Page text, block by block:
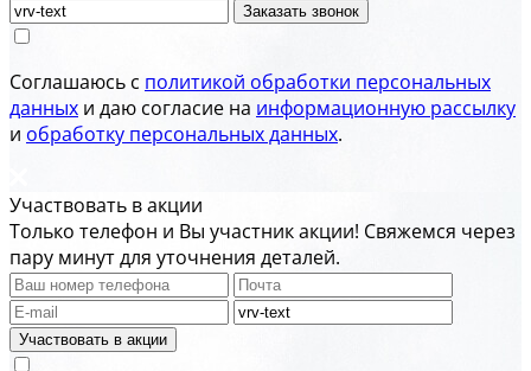
Заказать звонок
Соглашаюсь с политикой обработки персональных
данных и даю согласие на информационную рассылку
и обработку персональных данных.
Участвовать в акции
Только телефон и Вы участник акции! Свяжемся через
пару минут для уточнения деталей.
Участвовать в акции